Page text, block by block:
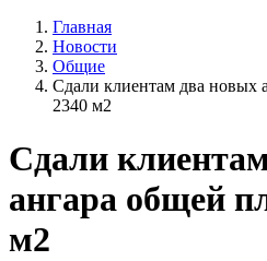
Главная
Новости
Общие
Сдали клиентам два новых
2340 м2
Сдали
ангара общей
м2